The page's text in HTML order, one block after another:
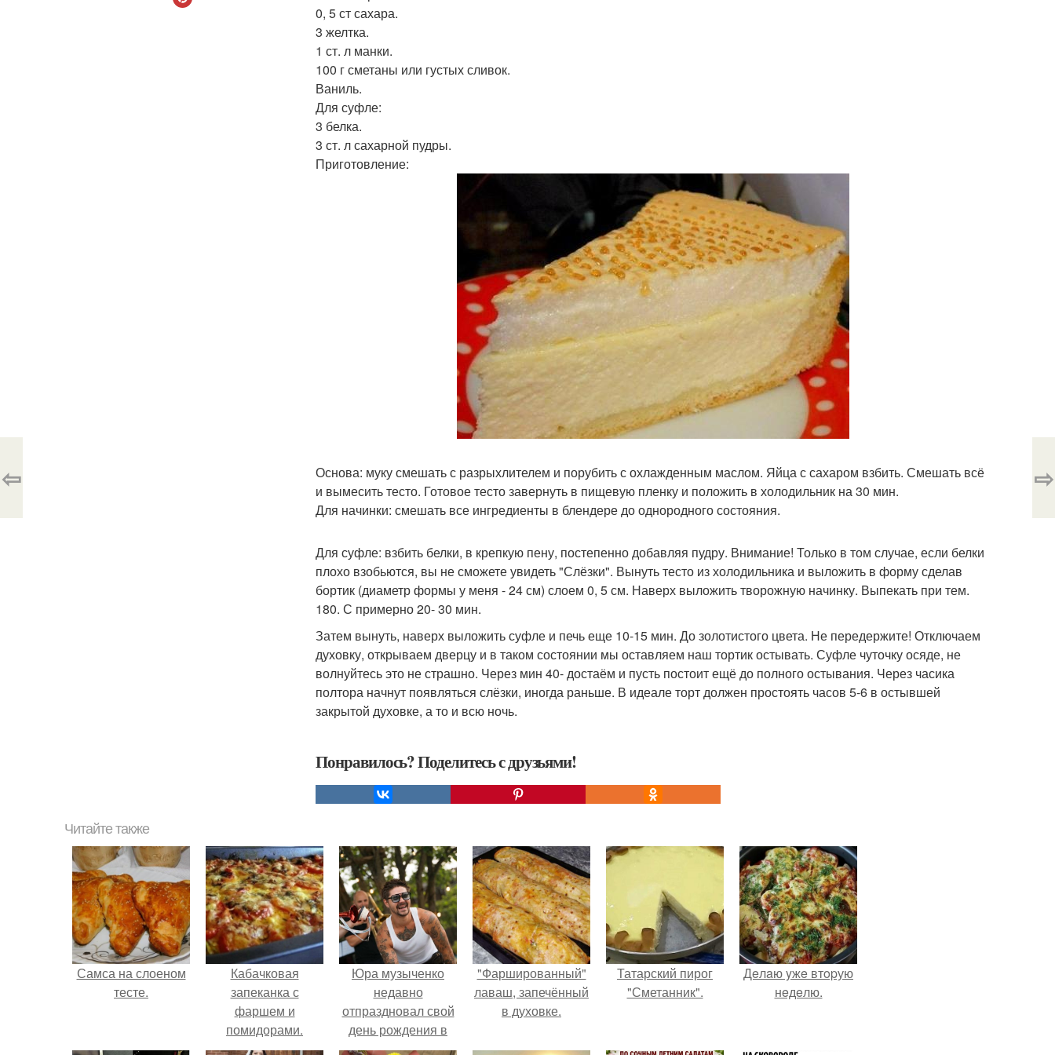
0, 5 ст сахара.
3 желтка.
1 ст. л манки.
100 г сметаны или густых сливок.
Ваниль.
Для суфле:
3 белка.
3 ст. л сахарной пудры.
Приготовление:
Основа: муку смешать с разрыхлителем и порубить с охлажденным маслом. Яйца с сахаром взбить. Смешать всё
и вымесить тесто. Готовое тесто завернуть в пищевую пленку и положить в холодильник на 30 мин.
Для начинки: смешать все ингредиенты в блендере до однородного состояния.
Для суфле: взбить белки, в крепкую пену, постепенно добавляя пудру. Внимание! Только в том случае, если белки
плохо взобьются, вы не сможете увидеть "Слёзки". Вынуть тесто из холодильника и выложить в форму сделав
бортик (диаметр формы у меня - 24 см) слоем 0, 5 см. Наверх выложить творожную начинку. Выпекать при тем.
180. С примерно 20- 30 мин.
Затем вынуть, наверх выложить суфле и печь еще 10-15 мин. До золотистого цвета. Не передержите! Отключаем
духовку, открываем дверцу и в таком состоянии мы оставляем наш тортик остывать. Суфле чуточку осяде, не
волнуйтесь это не страшно. Через мин 40- достаём и пусть постоит ещё до полного остывания. Через часика
полтора начнут появляться слёзки, иногда раньше. В идеале торт должен простоять часов 5-6 в остывшей
закрытой духовке, а то и всю ночь.
Понравилось? Поделитесь с друзьями!
⇦ ⇨
Читайте также
Самса на слоеном
тесте.
Кабачковая
запеканка с
фаршем и
помидорами.
Юра музыченко
недавно
отпраздновал свой
день рождения в
кругу самых
"Фаршированный"
лаваш, запечённый
в духовке.
Татарский пирог
"Сметанник".
Дeлaю yжe втopую
нeдeлю.